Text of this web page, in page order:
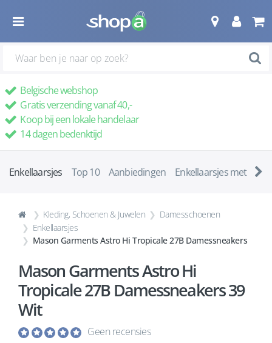
Belgische webshop
Gratis verzending vanaf 40,-
Koop bij een lokale handelaar
14 dagen bedenktijd
Enkellaarsjes Top 10 Aanbiedingen Enkellaarsjes met ha
Kleding, Schoenen & Juwelen
Damesschoenen
Enkellaarsjes
Mason Garments Astro Hi Tropicale 27B Damessneakers
Mason Garments Astro Hi
Tropicale 27B Damessneakers 39
Wit
Geen recensies